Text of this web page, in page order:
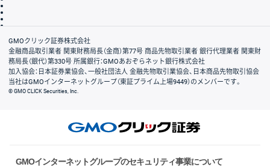
会社案内
GMOクリック証券株式会社
金融商品取引業者 関東財務局長（金商）第77号 商品先物取引業者 銀行代理業者 関東財
務局長（銀代）第330号 所属銀行：GMOあおぞらネット銀行株式会社
加入協会：日本証券業協会、一般社団法人 金融先物取引業協会、日本商品先物取引協会
当社はGMOインターネットグループ（東証プライム上場9449）のメンバーです。
© GMO CLICK Securities, Inc.
GMOインターネットグループのセキュリティ事業について